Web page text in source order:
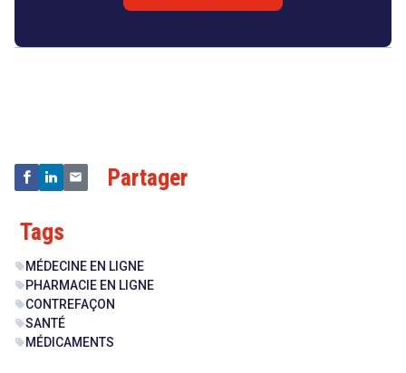
Partager
Tags
sell MÉDECINE EN LIGNE
sell PHARMACIE EN LIGNE
sellCONTREFAÇON
sellSANTÉ
sell MÉDICAMENTS